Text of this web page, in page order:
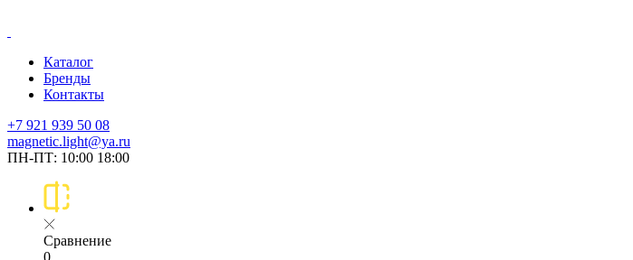
Каталог
Бренды
Контакты
+7 921 939 50 08
magnetic.light@ya.ru
ПН-ПТ: 10:00 18:00
Сравнение
0